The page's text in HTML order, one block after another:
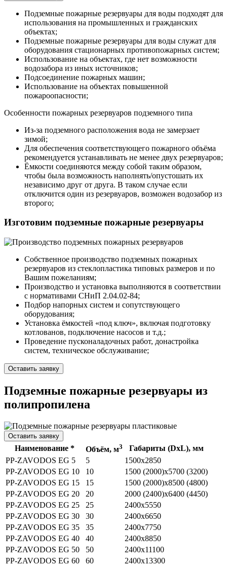
Подземные пожарные резервуары для воды подходят для
использования на промышленных и гражданских
объектах;
Подземные пожарные резервуары для воды служат для
оборудования стационарных противопожарных систем;
Использование на объектах, где нет возможности
водозабора из иных источников;
Подсоединение пожарных машин;
Использование на объектах повышенной
пожароопасности;
Особенности пожарных резервуаров подземного типа
Из-за подземного расположения вода не замерзает
зимой;
Для обеспечения соответствующего пожарного объёма
рекомендуется устанавливать не менее двух резервуаров;
Ёмкости соединяются между собой таким образом,
чтобы была возможность наполнять/опустошать их
независимо друг от друга. В таком случае если
отключится один из резервуаров, возможен водозабор из
второго;
Изготовим подземные пожарные резервуары
Собственное производство подземных пожарных
резервуаров из стеклопластика типовых размеров и по
Вашим пожеланиям;
Производство и установка выполняются в соответствии
с нормативами СНиП 2.04.02-84;
Подбор напорных систем и сопутствующего
оборудования;
Установка ёмкостей «под ключ», включая подготовку
котлованов, подключение насосов и т.д.;
Проведение пусконаладочных работ, донастройка
систем, техническое обслуживание;
Оставить заявку
Подземные пожарные резервуары из
полипропилена
Оставить заявку
Наименование * Объём, м3
Габариты (DхL), мм
PP-ZAVODOS EG 5
5
1500х2850
PP-ZAVODOS EG 10
10
1500 (2000)х5700 (3200)
PP-ZAVODOS EG 15
15
1500 (2000)х8500 (4800)
PP-ZAVODOS EG 20
20
2000 (2400)х6400 (4450)
PP-ZAVODOS EG 25
25
2400х5550
PP-ZAVODOS EG 30
30
2400х6650
PP-ZAVODOS EG 35
35
2400х7750
PP-ZAVODOS EG 40
40
2400х8850
PP-ZAVODOS EG 50
50
2400х11100
PP-ZAVODOS EG 60
60
2400х13300